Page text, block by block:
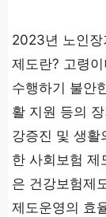
2023년 노인장
제도란? 고령
수행하기 불안
활 지원 등의
강증진 및 생활
한 사회보험 제
은 건강보험제
제도운영의 효